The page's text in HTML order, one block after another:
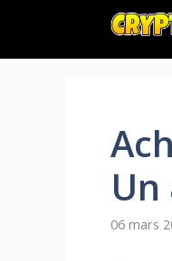
contenu
06 mars